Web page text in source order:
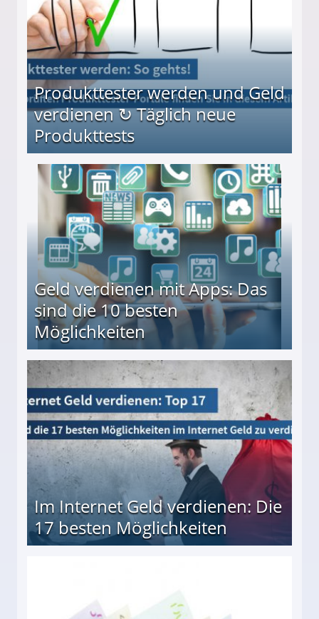
Produkttester werden und Geld
verdienen ↻ Täglich neue
Produkttests
↻ Täglich neue Produkttests
Geld verdienen mit Apps: Das
sind die 10 besten
Möglichkeiten
besten Möglichkeiten
Im Internet Geld verdienen: Die
17 besten Möglichkeiten